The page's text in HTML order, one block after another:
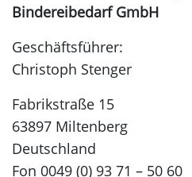
Bindereibedarf GmbH
Geschäftsführer:
Christoph Stenger
Fabrikstraße 15
63897 Miltenberg
Deutschland
Fon 0049 (0) 93 71 – 50 60